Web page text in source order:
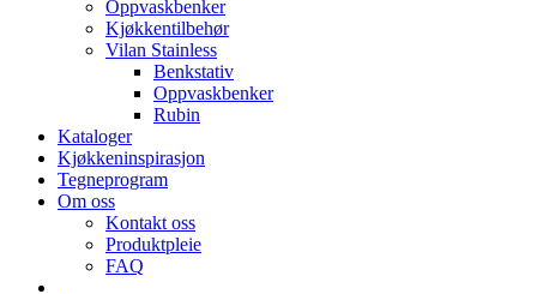
Oppvaskbenker
Kjøkkentilbehør
Vilan Stainless
Benkstativ
Oppvaskbenker
Rubin
Kataloger
Kjøkkeninspirasjon
Tegneprogram
Om oss
Kontakt oss
Produktpleie
FAQ